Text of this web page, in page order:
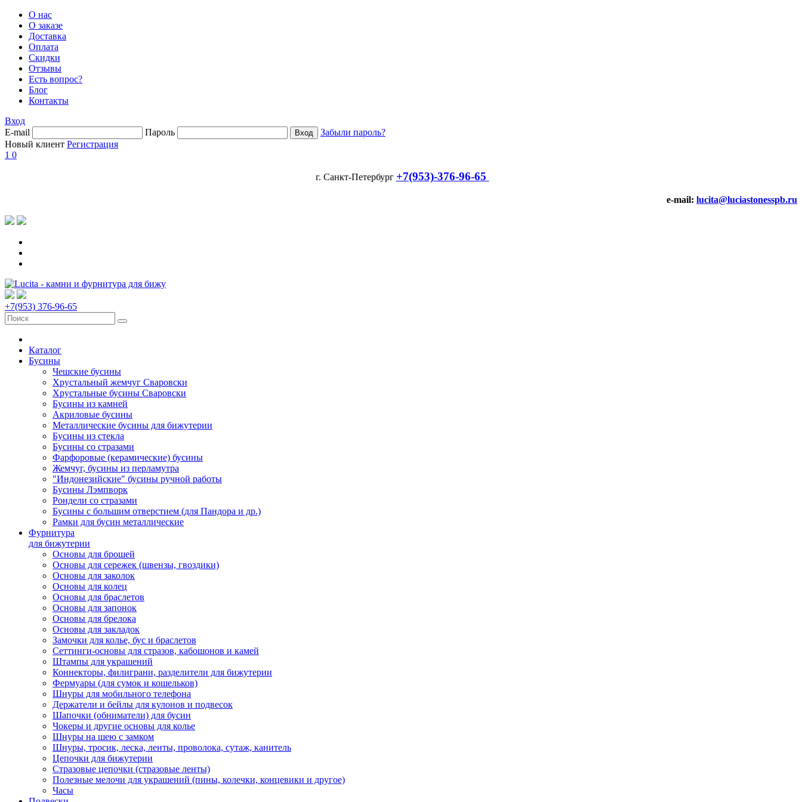
О нас
О заказе
Доставка
Оплата
Скидки
Отзывы
Есть вопрос?
Блог
Контакты
Вход
E-mail
Пароль
Забыли пароль?
Новый клиент Регистрация
1 0
г. Санкт-Петербург +7(953)-376-96-65
e-mail: lucita@luciastonesspb.ru
+7(953) 376-96-65
Каталог
Бусины
Чешские бусины
Хрустальный жемчуг Сваровски
Хрустальные бусины Сваровски
Бусины из камней
Акриловые бусины
Металлические бусины для бижутерии
Бусины из стекла
Бусины со стразами
Фарфоровые (керамические) бусины
Жемчуг, бусины из перламутра
"Индонезийские" бусины ручной работы
Бусины Лэмпворк
Рондели со стразами
Бусины с большим отверстием (для Пандора и др.)
Рамки для бусин металлические
Фурнитура
для бижутерии
Основы для брошей
Основы для сережек (швензы, гвоздики)
Основы для заколок
Основы для колец
Основы для браслетов
Основы для запонок
Основы для брелока
Основы для закладок
Замочки для колье, бус и браслетов
Сеттинги-основы для стразов, кабошонов и камей
Штампы для украшений
Коннекторы, филиграни, разделители для бижутерии
Фермуары (для сумок и кошельков)
Шнуры для мобильного телефона
Держатели и бейлы для кулонов и подвесок
Шапочки (обниматели) для бусин
Чокеры и другие основы для колье
Шнуры на шею с замком
Шнуры, тросик, леска, ленты, проволока, сутаж, канитель
Цепочки для бижутерии
Стразовые цепочки (стразовые ленты)
Полезные мелочи для украшений (пины, колечки, концевики и другое)
Часы